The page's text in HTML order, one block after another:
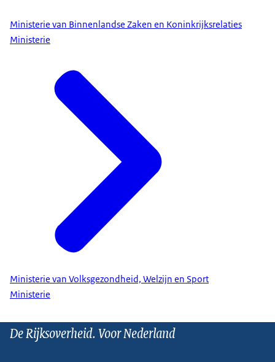
Ministerie van Binnenlandse Zaken en Koninkrijksrelaties
Ministerie
Ministerie van Volksgezondheid, Welzijn en Sport
Ministerie
De Rijksoverheid. Voor Nederland